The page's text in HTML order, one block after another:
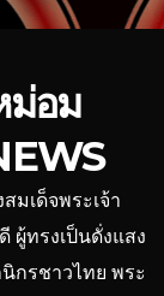
ม่อม
เด็จพระเจ้า
ผู้ทรงเป็นดั่งแสง
กรชาวไทย พระ